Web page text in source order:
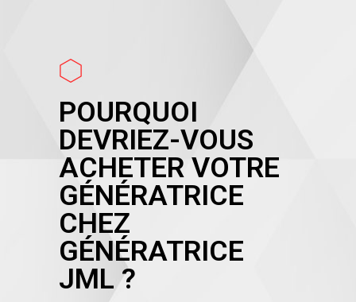
POURQUOI
DEVRIEZ-VOUS
ACHETER VOTRE
GÉNÉRATRICE
CHEZ
GÉNÉRATRICE
JML ?